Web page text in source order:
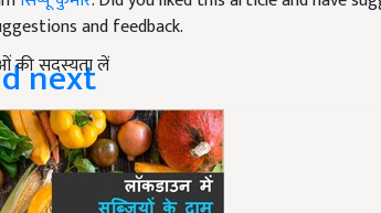
की सदस्यता लें
and feedback.
next